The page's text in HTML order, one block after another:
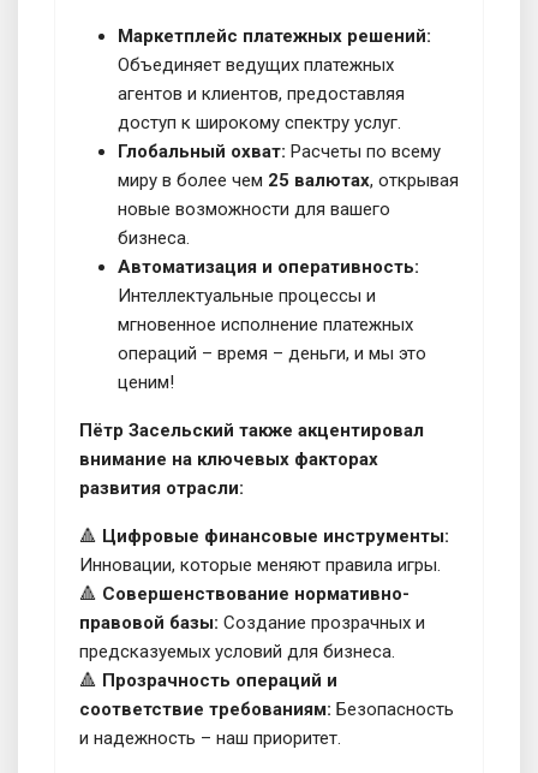
Маркетплейс платежных решений:
Объединяет ведущих платежных
агентов и клиентов, предоставляя
доступ к широкому спектру услуг.
Глобальный охват: Расчеты по всему
миру в более чем 25 валютах, открывая
новые возможности для вашего
бизнеса.
Автоматизация и оперативность:
Интеллектуальные процессы и
мгновенное исполнение платежных
операций – время – деньги, и мы это
ценим!
Пётр Засельский также акцентировал
внимание на ключевых факторах
развития отрасли:
🔺 Цифровые финансовые инструменты:
Инновации, которые меняют правила игры.
🔺 Совершенствование нормативно-
правовой базы: Создание прозрачных и
предсказуемых условий для бизнеса.
🔺 Прозрачность операций и
соответствие требованиям: Безопасность
и надежность – наш приоритет.